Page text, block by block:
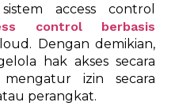
access control
control berbasis
Dengan demikian,
hak akses secara
izin secara
perangkat.